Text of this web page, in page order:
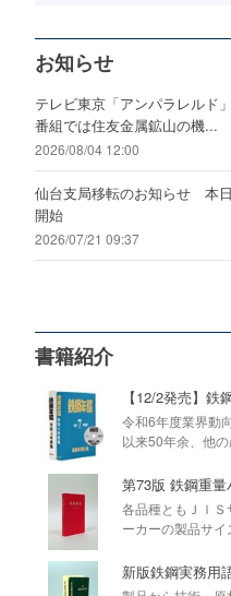
お知らせ
テレビ東京「アンパラレルド
番組では住友金属鉱山の機...
2026/08/04 12:00
仙台支局移転のお知らせ 本
開始
2026/07/21 09:37
書籍紹介
【12/2発売】鉄
令和6年度業界動
以来50年余、他の
第73版 鉄鋼重量
各品種ともＪＩＳ
ーカーの製品サイ
新版鉄鋼実務用